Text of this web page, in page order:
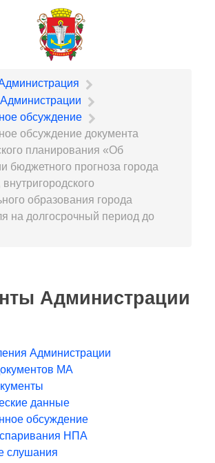
обсуждение
обсуждение документа
планирования «Об
бюджетного прогноза города
образования города
на долгосрочный период до
Администрации
Администрации
МА
данные
обсуждение
НПА
слушания